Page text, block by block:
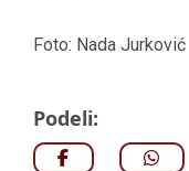
Foto: Nada Jurković
Podeli: